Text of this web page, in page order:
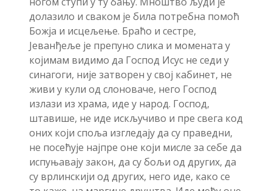
долазило и сваком је била потребна помоћ
Божја и исцељење. Браћо и сестре,
Јеванђеље је препуно слика и момената у
којимам видимо да Господ Исус не седи у
синагоги, није затворен у свој кабинет, не
живи у кули од слоноваче, него Господ
излази из храма, иде у народ. Господ,
штавише, не иде искључиво и пре свега код
оних који споља изгледају да су праведни,
не посећује најпре оне који мисле за себе да
испуњавају закон, да су бољи од других, да
су врлинскији од других, него иде, како се